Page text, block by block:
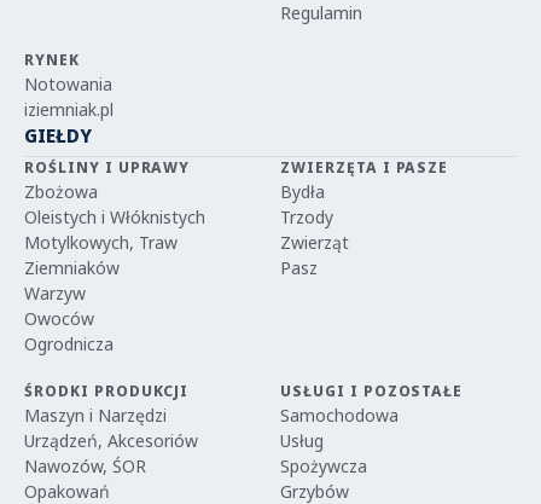
Regulamin
RYNEK
Notowania
iziemniak.pl
GIEŁDY
ROŚLINY I UPRAWY
Zbożowa
Oleistych i Włóknistych
Motylkowych, Traw
Ziemniaków
Warzyw
Owoców
Ogrodnicza
ZWIERZĘTA I PASZE
Bydła
Trzody
Zwierząt
Pasz
ŚRODKI PRODUKCJI
Maszyn i Narzędzi
Urządzeń, Akcesoriów
Nawozów, ŚOR
Opakowań
USŁUGI I POZOSTAŁE
Samochodowa
Usług
Spożywcza
Grzybów